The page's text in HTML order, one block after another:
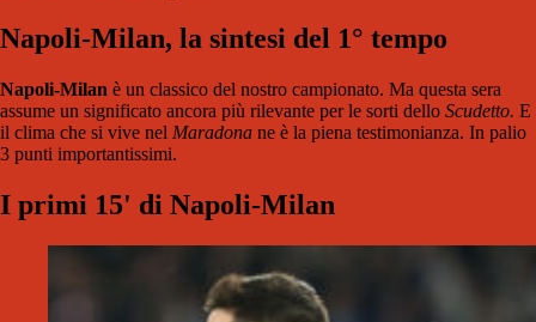
Napoli-Milan, la sintesi del 1° tempo
Napoli-Milan è un classico del nostro campionato. Ma questa sera
assume un significato ancora più rilevante per le sorti dello Scudetto. E
il clima che si vive nel Maradona ne è la piena testimonianza. In palio
3 punti importantissimi.
I primi 15' di Napoli-Milan